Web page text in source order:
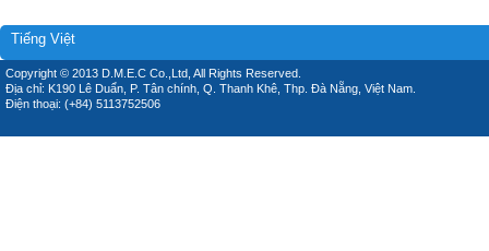
Tiếng Việt
Copyright © 2013 D.M.E.C Co.,Ltd, All Rights Reserved.
Địa chỉ: K190 Lê Duẩn, P. Tân chính, Q. Thanh Khê, Thp. Đà Nẵng, Việt Nam.
Điện thoại: (+84) 5113752506